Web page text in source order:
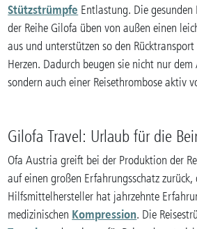
Stützstrümpfe Entlastung. Die
der Reihe Gilofa üben von außen einen
aus und unterstützen so den
Herzen. Dadurch beugen sie nicht nur
sondern auch einer Reisethrombose aktiv
Gilofa Travel: Urlaub für die
Ofa Austria greift bei der Produktion der
auf einen großen Erfahrungsschatz zurück,
Hilfsmittelhersteller hat jahrzehnte
medizinischen Kompression. Die